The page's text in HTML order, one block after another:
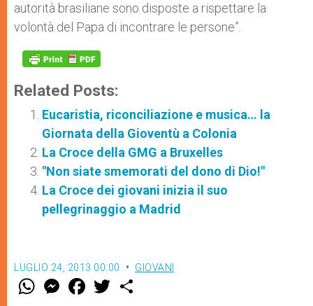
autorità brasiliane sono disposte a rispettare la
volontà del Papa di incontrare le persone”.
Related Posts:
Eucaristia, riconciliazione e musica… la
Giornata della Gioventù a Colonia
La Croce della GMG a Bruxelles
"Non siate smemorati del dono di Dio!"
La Croce dei giovani inizia il suo
pellegrinaggio a Madrid
LUGLIO 24, 2013 00:00 GIOVANI
W M
e
F
a w